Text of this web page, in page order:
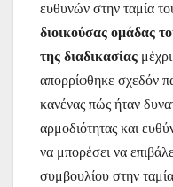
ευθυνών στην ταμία
διοικούσας ομάδας
της διαδικασίας
απορρίφθηκε σχεδόν
κανένας πώς ήταν
αρμοδιότητας και
να μπορέσει να
συμβουλίου στην